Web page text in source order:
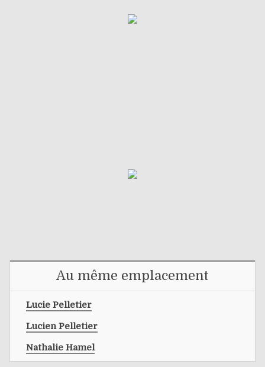
Au même emplacement
Lucie Pelletier
Lucien Pelletier
Nathalie Hamel